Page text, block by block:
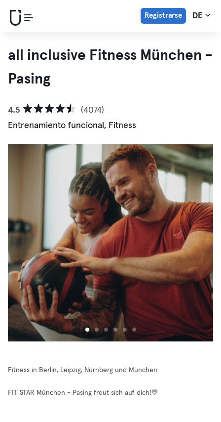
Registrarse DE
all inclusive Fitness München -
Pasing
4.5
(4074)
Entrenamiento funcional, Fitness
Fitness in Berlin, Leipzig, Nürnberg und München
FIT STAR München - Pasing freut sich auf dich!💛